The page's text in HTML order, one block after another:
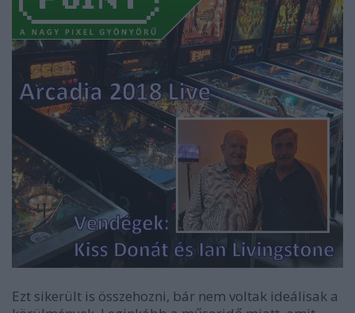
Ezt sikerült is összehozni, bár nem voltak ideálisak a